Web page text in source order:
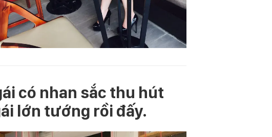
có nhan sắc thu hút
lớn tướng rồi đấy.